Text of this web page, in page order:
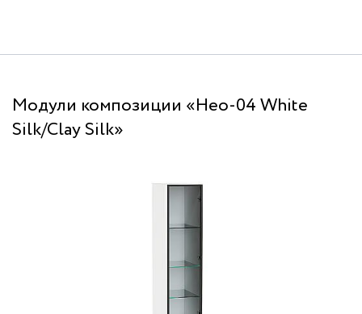
Модули композиции «Нео-04 White
Silk/Clay Silk»